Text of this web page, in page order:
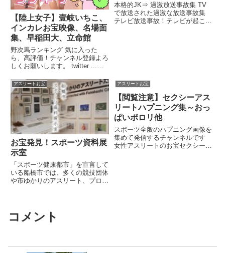
【陸上女子】壹岐いちこ、
インカレお宝映像、名場面
集、早稲田大、立命館
野次馬ランキング 気に入った
ら、高評価！チャンネル登録よろ
しくお願いします。 twitter ...関
ング放送事故！【女子ア
ナ・アイドル・アスリート
のセクシーお宝】
本格的JK⇒ 過激放送事故集 TV
で放送された過激な放送事故集
テレビ放送事故！テレビが起こし
アスリートお宝
お宝発見！スポーツ資料展
示室
「スポーツ健康都市」を宣言して
いる船橋市では、多くの競技団体
や市ゆかりのアスリート、プロス
アスリートお宝
【閲覧注意】セクシーアス
リートハプニング集～おっ
ぱいポロリ他
スポーツ全般のハプニング画像を
集めて発信するチャンネルです
女性アスリートのお宝セクシー写
コメント